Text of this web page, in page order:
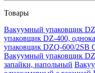
Товары
Вакуумный упаковщик
упаковщик DZ-400,
упаковщик DZQ-600/2SB
Вакуумный упаковщик
запайки, напольный